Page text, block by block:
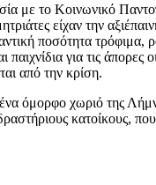
με το Κοινωνικό
είχαν την
ποσότητα τρόφιμα,
για τις άπορες
από την κρίση.
όμορφο χωριό της
κατοίκους,